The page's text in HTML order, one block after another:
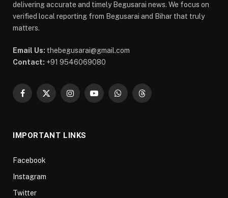
delivering accurate and timely Begusarai news. We focus on
verified local reporting from Begusarai and Bihar that truly
matters.
Email Us: thebegusarai@gmail.com
Contact: +91 9546069080
Facebook
X
InstagramYouTubeWhatsAppThreads
IMPORTANT LINKS
Facebook
Instagram
Twitter